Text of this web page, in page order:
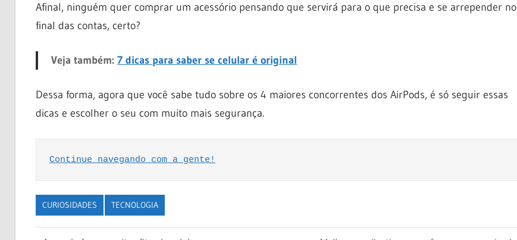
Afinal, ninguém quer comprar um acessório pensando que servirá para o que precisa e se arrepender no
final das contas, certo?
Veja também: 7 dicas para saber se celular é original
Dessa forma, agora que você sabe tudo sobre os 4 maiores concorrentes dos AirPods, é só seguir essas
dicas e escolher o seu com muito mais segurança.
Continue navegando com a gente!
CURIOSIDADES TECNOLOGIA